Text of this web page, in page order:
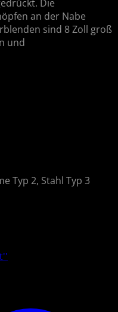
Die
an der Nabe
sind 8 Zoll groß
und
Typ 2, Stahl Typ 3